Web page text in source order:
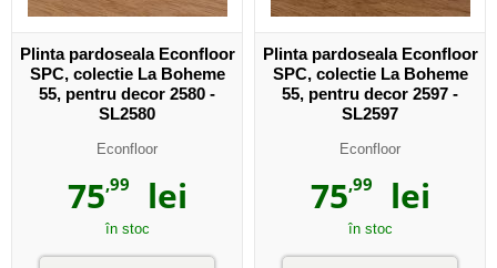
Plinta pardoseala Econfloor
SPC, colectie La Boheme
55, pentru decor 2580 -
SL2580
Econfloor
75,99 lei
în stoc
Plinta pardoseala Econfloor
SPC, colectie La Boheme
55, pentru decor 2597 -
SL2597
Econfloor
75,99 lei
în stoc